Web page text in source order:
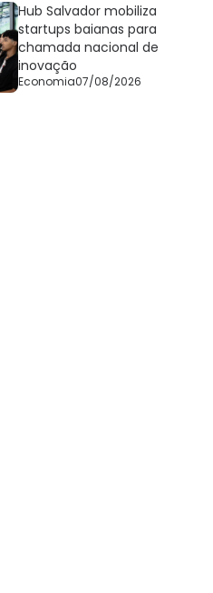
Hub Salvador mobiliza
startups baianas para
chamada nacional de
inovação
Economia07/08/2026